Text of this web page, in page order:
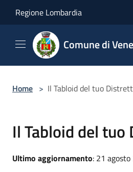
Regione Lombardia
Comune di
Home > Il Tabloid del tuo
Il Tabloid del
Ultimo aggiornamento: 21